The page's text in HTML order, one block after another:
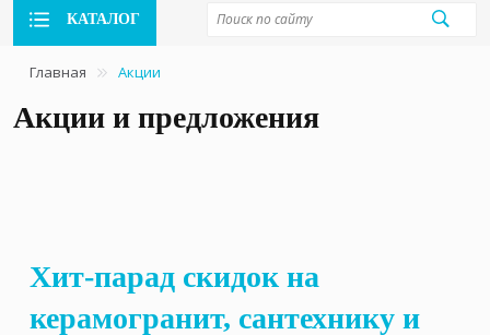
КАТАЛОГ
Главная Акции
Акции и предложения
Хит-парад скидок на
керамогранит, сантехнику и